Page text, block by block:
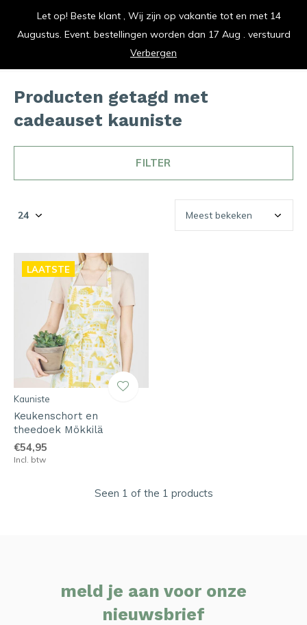
vrolijk je keuken op
Producten getagd met
cadeauset kauniste
FILTER
LAATSTE
Kauniste
Keukenschort en
theedoek Mökkilä
€54,95
Incl. btw
Seen 1 of the 1 products
meld je aan voor onze
nieuwsbrief
Let op! Beste klant , Wij zijn op vakantie tot en met 14
Augustus. Event. bestellingen worden dan 17 Aug . verstuurd
Verbergen